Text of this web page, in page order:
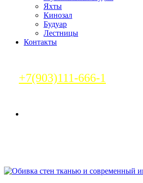
Яхты
Кинозал
Будуар
Лестницы
Контакты
+7(903)111-666-1